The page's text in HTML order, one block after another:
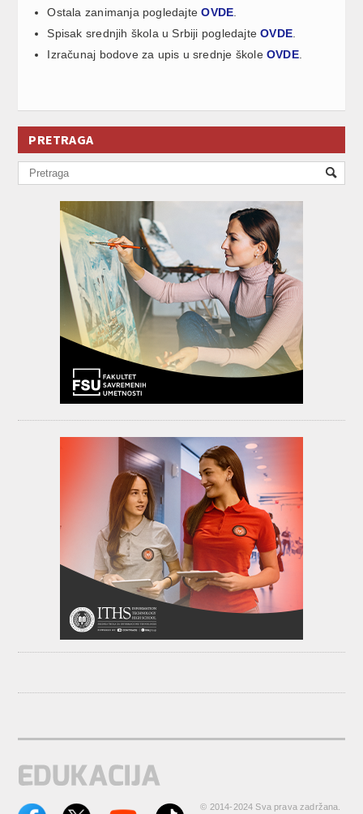
Ostala zanimanja pogledajteOVDE
Spisak srednjih škola u Srbiji pogledajteOVDE
Izračunaj bodove za upis u srednje školeOVDE.
PRETRAGA
© 2014-2024 Sva prava zadržana.